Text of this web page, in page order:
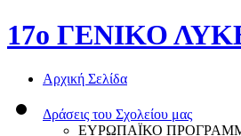
17o ΓΕΝΙΚΟ
Αρχική Σελίδα
Δράσεις του Σχολείου μας
ΕΥΡΩΠΑΪΚΟ